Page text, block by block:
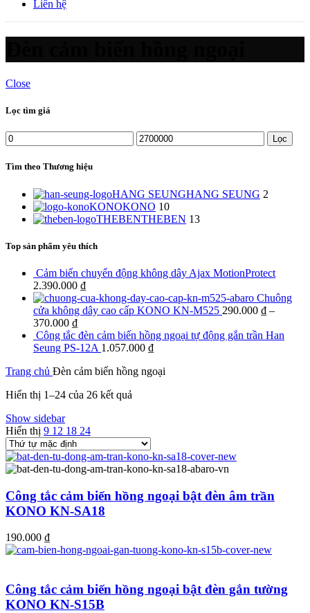
Liên hệ
Close
Lọc tìm giá
Giá
thấp
nhất
Giá
cao
Lọc
Tìm theo Thương hiệu
HANG SEUNGHANG SEUNG 2
KONOKONO 10
THEBENTHEBEN 13
Top sản phẩm yêu thích
Cảm biến chuyển động không dây Ajax MotionProtect
2.390.000 ₫
Chuông
cửa không dây cao cấp KONO KN-M525 290.000 ₫ –
370.000 ₫
Công tắc đèn cảm biến hồng ngoại tự động gắn trần Han
Seung PS-12A 1.057.000 ₫
Trang chủ Đèn cảm biến hồng ngoại
Hiển thị 1–24 của 26 kết quả
Show sidebar
Hiển thị 9 12 18 24
Công tắc cảm biến hồng ngoại bật đèn âm trần
KONO KN-SA18
190.000 ₫
Công tắc cảm biến hồng ngoại bật đèn gắn tường
KONO KN-S15B